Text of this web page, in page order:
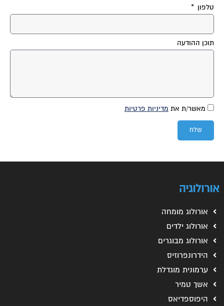
טלפון
תוכן ההודעה
מאשר/ת את מדיניות פרטיות
שלח
אורולוגיה
אורולוג מומחה
אורולוג ילדים
אורולוג מבוגרים
הידרונפרוזיס
ערמונית מוגדלת
אשך טמיר
היפוספדיאס